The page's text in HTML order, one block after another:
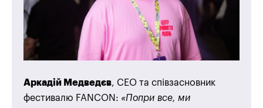
Аркадій Медведєв, СЕО та співзасновник
фестивалю FANCON: «Попри все, ми